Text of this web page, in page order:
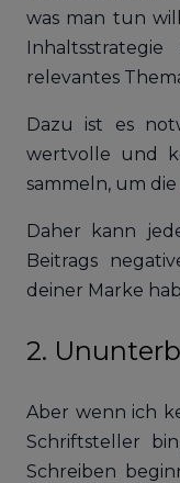
was man tun
relevantes
Dazu ist es
wertvolle und
sammeln, um
Daher kann
Beitrags
deiner Marke
2.
Aber wenn ich
Schriftsteller
Schreiben